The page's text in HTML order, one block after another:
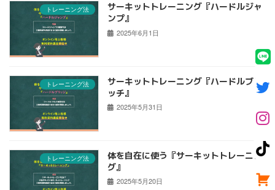
トレーニング法
サーキットトレーニング『ハードルジャ
ンプ』
2025年6月1日
トレーニング法
サーキットトレーニング『ハードルブリ
ッチ』
2025年5月31日
トレーニング法
体を自在に使う『サーキットトレーニン
グ』
2025年5月20日